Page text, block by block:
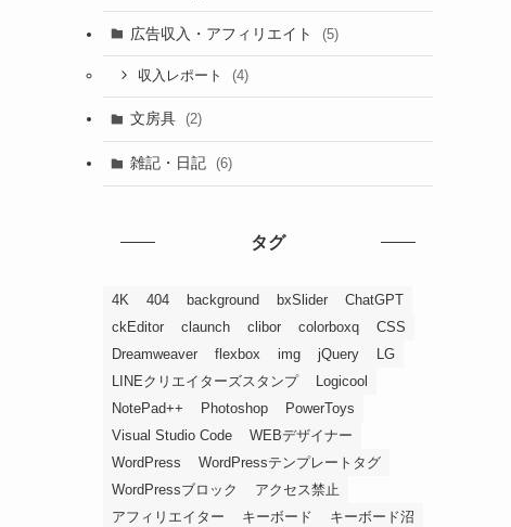
広告収入・アフィリエイト (5)
収入レポート (4)
文房具 (2)
雑記・日記 (6)
タグ
4K 404 background bxSlider
ChatGPT
ckEditor
claunch clibor colorboxq
CSS
Dreamweaver
flexbox img jQuery
LG
LINEクリエイターズスタンプ
Logicool
NotePad++
Photoshop
PowerToys
Visual Studio Code
WEBデザイナー
WordPress
WordPressテンプレートタグ
WordPressブロック
アクセス禁止
アフィリエイター
キーボード キーボード沼